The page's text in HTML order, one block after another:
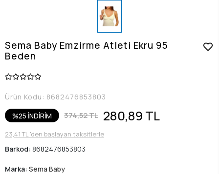
Sema Baby Emzirme Atleti Ekru 95
Beden
Ürün Kodu: 8682476853803
%25 İNDİRİM 374,52 TL 280,89 TL
23,41 TL 'den başlayan taksitlerle
Barkod: 8682476853803
Marka: Sema Baby